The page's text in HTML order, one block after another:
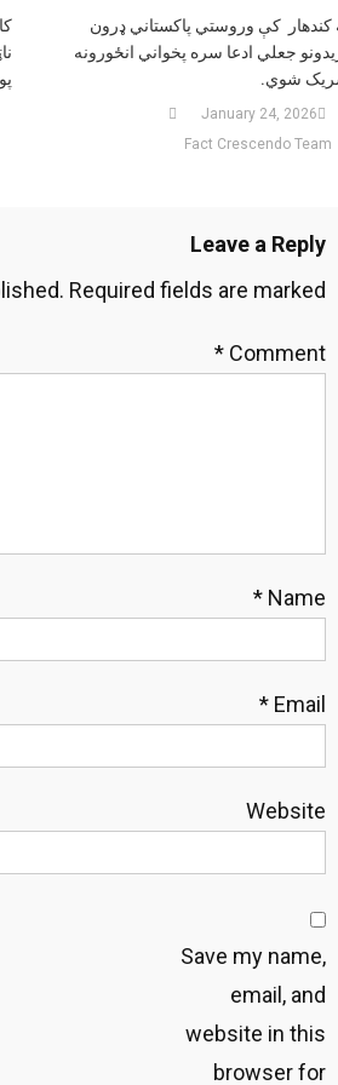
کندهار کې وروستي پاکستاني ډرون
جعلي ادعا سره پخواني انځورونه
شوي.
January 24, 2026
Fact Crescendo Team
Leave a Reply
Required fields are marked
Comment
*
Name
*
Email
*
Website
Save my name,
email, and
website in this
browser for